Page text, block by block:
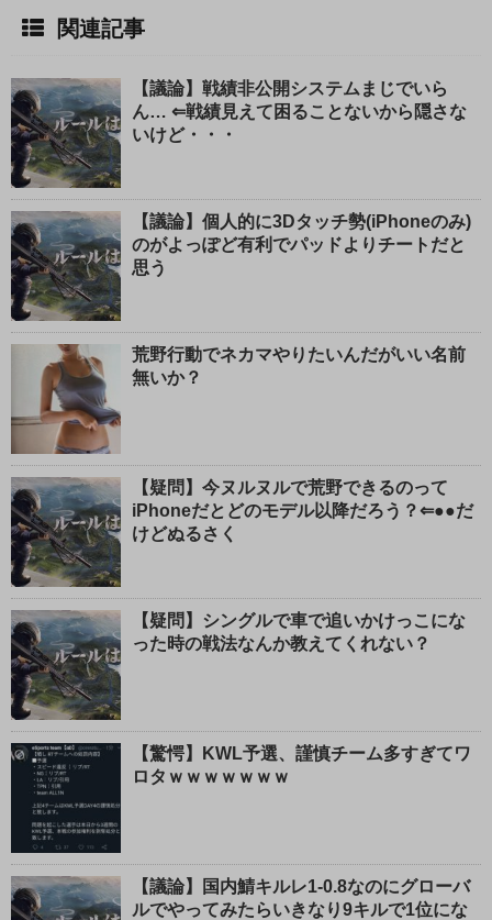
関連記事
【議論】戦績非公開システムまじでいら
ん… ⇐戦績見えて困ることないから隠さな
いけど・・・
【議論】個人的に3Dタッチ勢(iPhoneのみ)
のがよっぽど有利でパッドよりチートだと
思う
荒野行動でネカマやりたいんだがいい名前
無いか？
【疑問】今ヌルヌルで荒野できるのって
iPhoneだとどのモデル以降だろう？⇐●●だ
けどぬるさく
【疑問】シングルで車で追いかけっこにな
った時の戦法なんか教えてくれない？
【驚愕】KWL予選、謹慎チーム多すぎてワ
ロタｗｗｗｗｗｗｗ
【議論】国内鯖キルレ1-0.8なのにグローバ
ルでやってみたらいきなり9キルで1位にな